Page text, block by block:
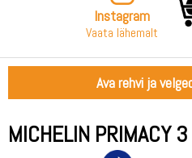
Instagram
Vaata lähemalt
Ava rehvi ja
MICHELIN PRIMACY